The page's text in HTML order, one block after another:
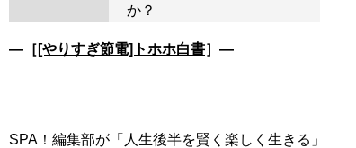
か？
―［ [やりすぎ節電]トホホ白書］―
SPA！編集部が「人生後半を賢く楽しく生きる」